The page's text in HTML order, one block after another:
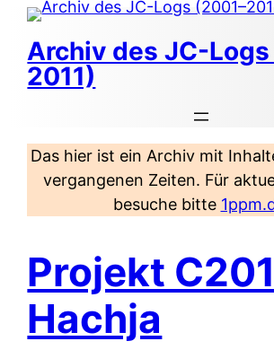
Zum
Inhalt
springen
Archiv des JC-
2011)
Das hier ist ein Archiv mit
vergangenen Zeiten. Für
besuche bitte
Projekt
Hachja